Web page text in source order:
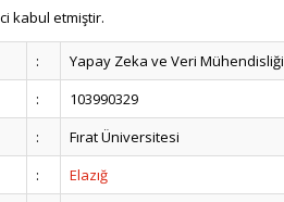
kabul etmiştir.
:
Yapay Zeka ve Veri Mühendisliği
:
103990329
:
Fırat Üniversitesi
:
Elazığ